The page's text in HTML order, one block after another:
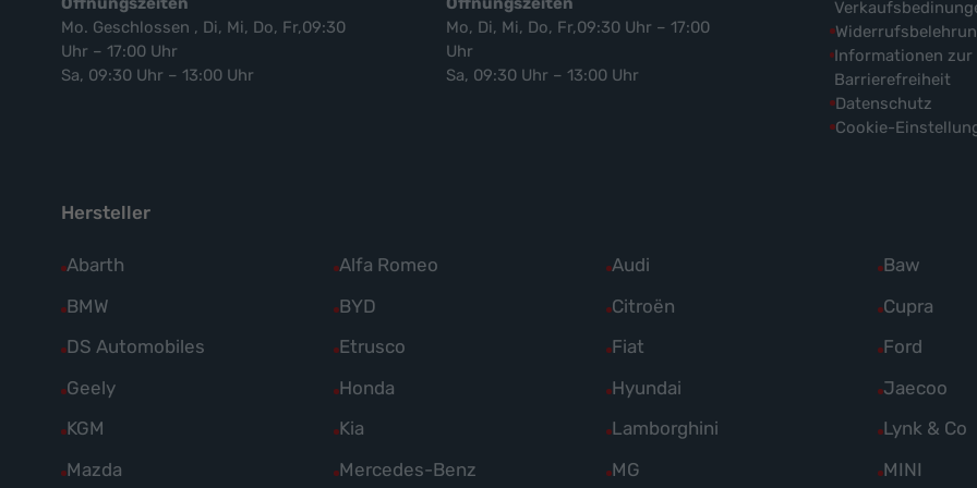
Mo. Geschlossen , Di, Mi, Do, Fr,09:30
Uhr – 17:00 Uhr
Sa, 09:30 Uhr – 13:00 Uhr
Mo, Di, Mi, Do, Fr,09:30 Uhr – 17:00
Uhr
Sa, 09:30 Uhr – 13:00 Uhr
Informationen zur
Barrierefreiheit
Datenschutz
Cookie-
Hersteller
Abarth
Alle
Fahrzeuge
Abarth
anzeigen
Alfa Romeo
Alle
Fahrzeuge
Alfa
Romeo
anzeigen
Audi
Alle
Fahrzeuge
Audi
anzeigen
Baw
Alle
Fahrzeuge
Baw
anzeigen
BMW
Alle
Fahrzeuge
BMW
anzeigen
BYD
Alle
Fahrzeuge
BYD
anzeigen
Citroën
Alle
Fahrzeuge
Citroën
anzeigen
Cupra
Alle
Fahrzeuge
Cupra
anzeigen
DS Automobiles
Alle
Fahrzeuge
DS
Automobiles
Etrusco
Alle
Fahrzeuge
Etrusco
anzeigen
Fiat
Alle
Fahrzeuge
Fiat
anzeigen
Ford
Alle
Fahrzeuge
Ford
anzeigen
Geely
Alle
Fahrzeuge
Geely
Honda
Alle
Fahrzeuge
Honda
Hyundai
Alle
Fahrzeuge
Hyundai
Jaecoo
Alle
Fahrzeuge
Jaecoo
KGM
Alle
Fahrzeuge
Kia
Alle
Fahrzeuge
Lamborghini
Alle
Fahrzeuge
Lynk & Co
Alle
Fahrzeuge
Mazda
Alle Mercedes-Benz
Alle MG
Alle MINI
Alle